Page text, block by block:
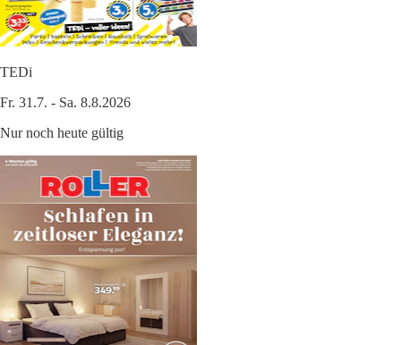
TEDi
Fr. 31.7. - Sa. 8.8.2026
Nur noch heute gültig